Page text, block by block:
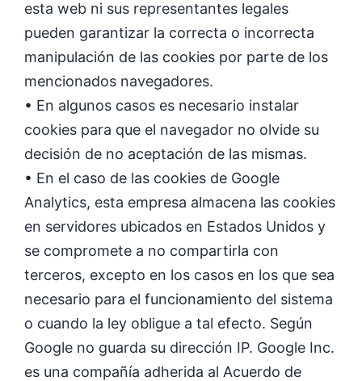
esta web ni sus representantes legales
pueden garantizar la correcta o incorrecta
manipulación de las cookies por parte de los
mencionados navegadores.
• En algunos casos es necesario instalar
cookies para que el navegador no olvide su
decisión de no aceptación de las mismas.
• En el caso de las cookies de Google
Analytics, esta empresa almacena las cookies
en servidores ubicados en Estados Unidos y
se compromete a no compartirla con
terceros, excepto en los casos en los que sea
necesario para el funcionamiento del sistema
o cuando la ley obligue a tal efecto. Según
Google no guarda su dirección IP. Google Inc.
es una compañía adherida al Acuerdo de